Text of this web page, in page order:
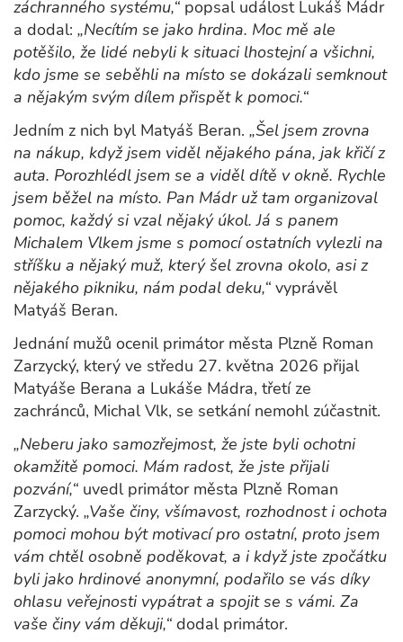
záchranného systému,“ popsal událost Lukáš Mádr
a dodal: „Necítím se jako hrdina. Moc mě ale
potěšilo, že lidé nebyli k situaci lhostejní a všichni,
kdo jsme se seběhli na místo se dokázali semknout
a nějakým svým dílem přispět k pomoci.“
Jedním z nich byl Matyáš Beran. „Šel jsem zrovna
na nákup, když jsem viděl nějakého pána, jak křičí z
auta. Porozhlédl jsem se a viděl dítě v okně. Rychle
jsem běžel na místo. Pan Mádr už tam organizoval
pomoc, každý si vzal nějaký úkol. Já s panem
Michalem Vlkem jsme s pomocí ostatních vylezli na
stříšku a nějaký muž, který šel zrovna okolo, asi z
nějakého pikniku, nám podal deku,“ vyprávěl
Matyáš Beran.
Jednání mužů ocenil primátor města Plzně Roman
Zarzycký, který ve středu 27. května 2026 přijal
Matyáše Berana a Lukáše Mádra, třetí ze
zachránců, Michal Vlk, se setkání nemohl zúčastnit.
„Neberu jako samozřejmost, že jste byli ochotni
okamžitě pomoci. Mám radost, že jste přijali
pozvání,“ uvedl primátor města Plzně Roman
Zarzycký. „Vaše činy, všímavost, rozhodnost i ochota
pomoci mohou být motivací pro ostatní, proto jsem
vám chtěl osobně poděkovat, a i když jste zpočátku
byli jako hrdinové anonymní, podařilo se vás díky
ohlasu veřejnosti vypátrat a spojit se s vámi. Za
vaše činy vám děkuji,“ dodal primátor.